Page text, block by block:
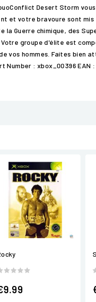
Desert Storm
et votre bravoure sont mis
Guerre chimique, des
groupe d'élite est
vos hommes. Faites bien
: xbox_00396 EAN :